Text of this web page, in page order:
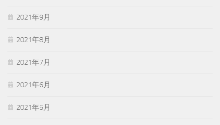
2021年9月
2021年8月
2021年7月
2021年6月
2021年5月